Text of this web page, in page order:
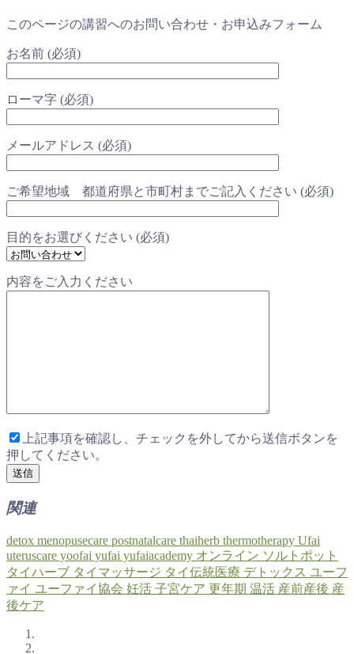
このページの講習へのお問い合わせ・お申込みフォーム
お名前 (必須)
ローマ字 (必須)
メールアドレス (必須)
ご希望地域 都道府県と市町村までご記入ください (必須)
目的をお選びください (必須)
内容をご入力ください
上記事項を確認し、チェックを外してから送信ボタンを
押してください。
関連
detox menopusecare postnatalcare thaiherb thermotherapy Ufai
uteruscare yoofai yufai yufaiacademy オンライン ソルトポット
タイハーブ タイマッサージ タイ伝統医療 デトックス ユーフ
ァイ ユーファイ協会 妊活 子宮ケア 更年期 温活 産前産後 産
後ケア